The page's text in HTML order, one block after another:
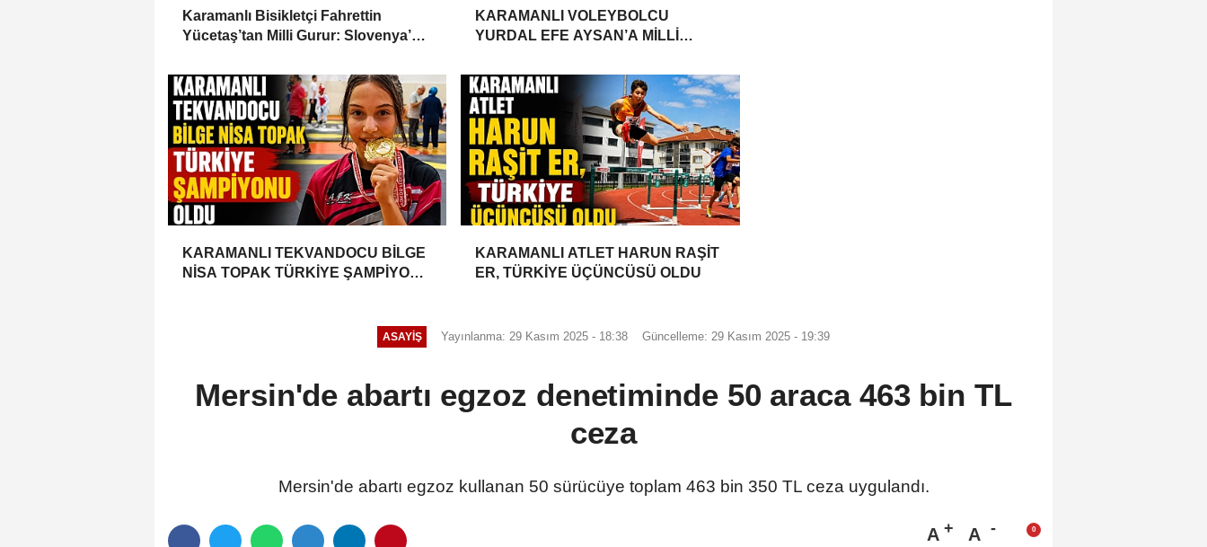
Karamanlı Bisikletçi Fahrettin
Yücetaş’tan Milli Gurur: Slovenya’da
KARAMANLI VOLEYBOLCU
YURDAL EFE AYSAN’A MİLLİ
KARAMANLI TEKVANDOCU BİLGE
NİSA TOPAK TÜRKİYE ŞAMPİYONU
KARAMANLI ATLET HARUN RAŞİT
ER, TÜRKİYE ÜÇÜNCÜSÜ OLDU
ASAYIŞ Yayınlanma: 29 Kasım 2025 - 18:38 Güncelleme: 29 Kasım 2025 - 19:39
Mersin'de abartı egzoz denetiminde 50 araca 463 bin TL
ceza
Mersin'de abartı egzoz kullanan 50 sürücüye toplam 463 bin 350 TL ceza uygulandı.
A A